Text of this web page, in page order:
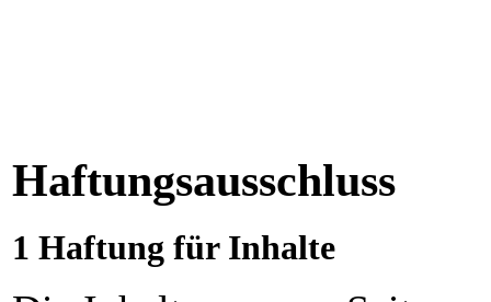
Haftungsausschluss
1 Haftung für Inhalte